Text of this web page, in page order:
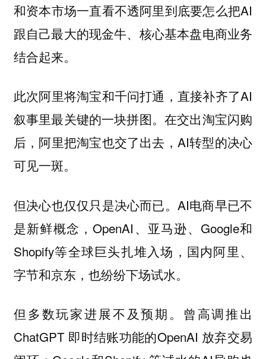
和资本市场一直看不透阿里到底要怎么把AI
跟自己最大的现金牛、核心基本盘电商业务
结合起来。
此次阿里将淘宝和千问打通，直接补齐了AI
叙事里最关键的一块拼图。在交出淘宝闪购
后，阿里把淘宝也交了出去，AI转型的决心
可见一斑。
但决心也仅仅只是决心而已。AI电商早已不
是新鲜概念，OpenAI、亚马逊、Google和
Shopify等全球巨头扎堆入场，国内阿里、
字节和京东，也纷纷下场试水。
但多数玩家进展不及预期。曾高调推出
ChatGPT 即时结账功能的OpenAI 放弃交易